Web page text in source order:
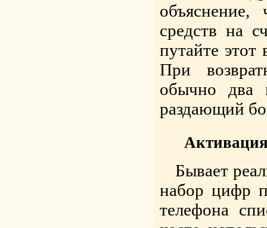
средств на
путайте
При
обычно два
раздающий
Бывает
набор цифр
телефона